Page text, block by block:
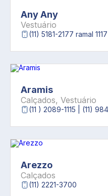
Any Any
Vestuário
(11) 5181-2177 ramal
Aramis
Calçados, Vestuário
(11 ) 2089-1115 | (11)
Arezzo
Calçados
(11) 2221-3700